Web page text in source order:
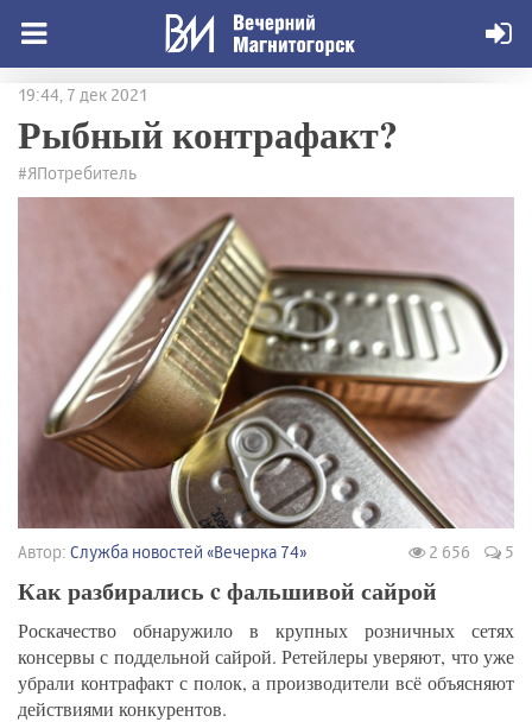
19:44, 7 дек 2021
Рыбный контрафакт?
#ЯПотребитель
Автор: Служба новостей «Вечерка 74» 2 656 5
Как разбирались c фальшивой сайрой
Роскачество обнаружило в крупных розничных сетях
консервы с поддельной сайрой. Ретейлеры уверяют, что уже
убрали контрафакт с полок, а производители всё объясняют
действиями конкурентов.